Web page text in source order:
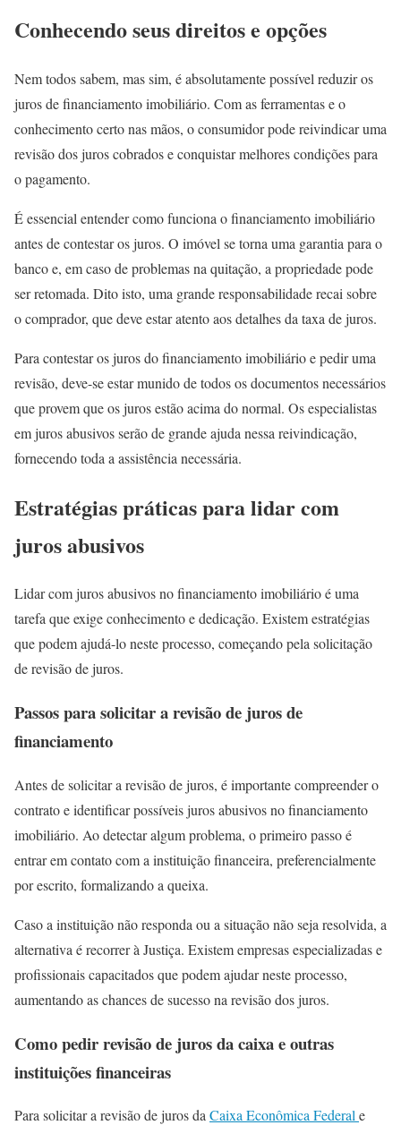
Conhecendo seus direitos e opções
Nem todos sabem, mas sim, é absolutamente possível reduzir os
juros de financiamento imobiliário. Com as ferramentas e o
conhecimento certo nas mãos, o consumidor pode reivindicar uma
revisão dos juros cobrados e conquistar melhores condições para
o pagamento.
É essencial entender como funciona o financiamento imobiliário
antes de contestar os juros. O imóvel se torna uma garantia para o
banco e, em caso de problemas na quitação, a propriedade pode
ser retomada. Dito isto, uma grande responsabilidade recai sobre
o comprador, que deve estar atento aos detalhes da taxa de juros.
Para contestar os juros do financiamento imobiliário e pedir uma
revisão, deve-se estar munido de todos os documentos necessários
que provem que os juros estão acima do normal. Os especialistas
em juros abusivos serão de grande ajuda nessa reivindicação,
fornecendo toda a assistência necessária.
Estratégias práticas para lidar com
juros abusivos
Lidar com juros abusivos no financiamento imobiliário é uma
tarefa que exige conhecimento e dedicação. Existem estratégias
que podem ajudá-lo neste processo, começando pela solicitação
de revisão de juros.
Passos para solicitar a revisão de juros de
financiamento
Antes de solicitar a revisão de juros, é importante compreender o
contrato e identificar possíveis juros abusivos no financiamento
imobiliário. Ao detectar algum problema, o primeiro passo é
entrar em contato com a instituição financeira, preferencialmente
por escrito, formalizando a queixa.
Caso a instituição não responda ou a situação não seja resolvida, a
alternativa é recorrer à Justiça. Existem empresas especializadas e
profissionais capacitados que podem ajudar neste processo,
aumentando as chances de sucesso na revisão dos juros.
Como pedir revisão de juros da caixa e outras
instituições financeiras
Para solicitar a revisão de juros daCaixa Econômica Federale